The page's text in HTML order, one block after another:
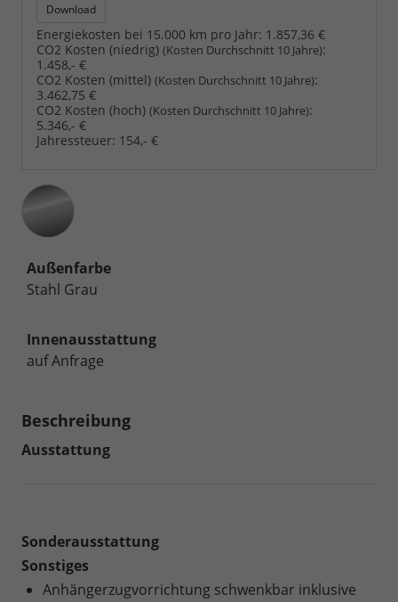
Download
Energiekosten bei 15.000 km pro Jahr: 1.857,36 €
CO2 Kosten (niedrig) (Kosten Durchschnitt 10 Jahre):
1.458,- €
CO2 Kosten (mittel) (Kosten Durchschnitt 10 Jahre):
3.462,75 €
CO2 Kosten (hoch) (Kosten Durchschnitt 10 Jahre):
5.346,- €
Jahressteuer: 154,- €
Außenfarbe
Stahl Grau
Innenausstattung
auf Anfrage
Beschreibung
Ausstattung
Sonderausstattung
Sonstiges
Anhängerzugvorrichtung schwenkbar inklusive